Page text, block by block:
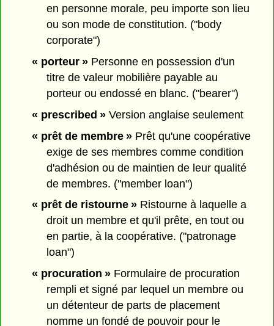
en personne morale, peu importe son lieu
ou son mode de constitution. ("body
corporate")
« porteur »Personne en possession d'un
titre de valeur mobilière payable au
porteur ou endossé en blanc. ("bearer")
« prescribed »Version anglaise seulement
« prêt de membre »Prêt qu'une coopérative
exige de ses membres comme condition
d'adhésion ou de maintien de leur qualité
de membres. ("member loan")
« prêt de ristourne »Ristourne à laquelle a
droit un membre et qu'il prête, en tout ou
en partie, à la coopérative. ("patronage
loan")
« procuration »Formulaire de procuration
rempli et signé par lequel un membre ou
un détenteur de parts de placement
nomme un fondé de pouvoir pour le